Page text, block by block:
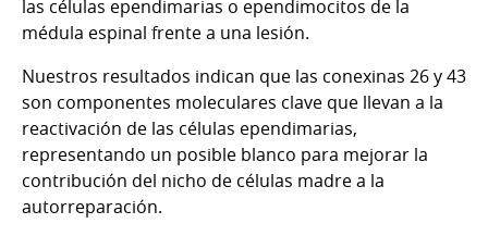
las células ependimarias o ependimocitos de la
médula espinal frente a una lesión.
Nuestros resultados indican que las conexinas 26 y 43
son componentes moleculares clave que llevan a la
reactivación de las células ependimarias,
representando un posible blanco para mejorar la
contribución del nicho de células madre a la
autorreparación.